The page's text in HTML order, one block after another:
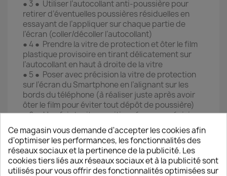
● 3 ● Utiliser l’autocollant anti-poussière pour
retirer d’éventuelles poussières résiduelles en
essayant de l’appliquer sur chaque partie de
l’écran (coller/décoller l’autocollant)
● 4 ● Prendre la vitre de protection et ôter le film
plastique provisoire en tirant délicatement sur
l’autocollant en haut à droite de la vitre
● 5 ● Poser avec précision la vitre de protection
sur l’écran du Smartphone en l’alignant sur les
bords du téléphone (à réaliser juste après avoir
ôter le film pour éviter tout dépôt de poussière)
● 6 ● Une fois la vitre positionnée avec précision,
effectuer de nombreuses pressions sur
l'ensemble du cadre de la vitre pour permettre à la
colle de parfaitement adhérer.
● 7 ● Ne pas solliciter la protection pendant 60
minutes pour permettre à la colle de parfaitement
Ce magasin vous demande d'accepter les cookies afin
d'optimiser les performances, les fonctionnalités des
réseaux sociaux et la pertinence de la publicité. Les
cookies tiers liés aux réseaux sociaux et à la publicité sont
utilisés pour vous offrir des fonctionnalités optimisées sur